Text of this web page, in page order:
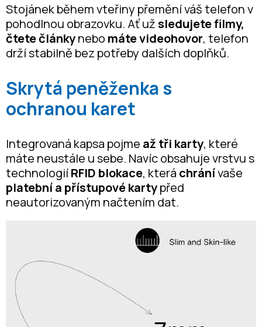
Stojánek během vteřiny přemění váš telefon v
pohodlnou obrazovku. Ať užsledujete filmy,
čtete článkynebo máte videohovor, telefon
drží stabilně bez potřeby dalších doplňků.
Skrytá peněženka s
ochranou karet
Integrovaná kapsa pojme až tři karty, které
máte neustále u sebe. Navíc obsahuje vrstvu s
technologiíRFID blokace, která chránívaše
platební a přístupové kartypřed
neautorizovaným načtením dat.